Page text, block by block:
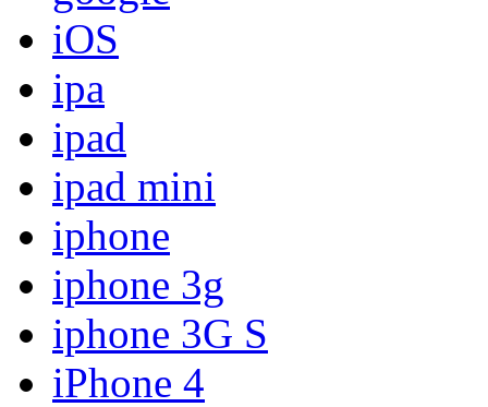
iOS
ipa
ipad
ipad mini
iphone
iphone 3g
iphone 3G S
iPhone 4